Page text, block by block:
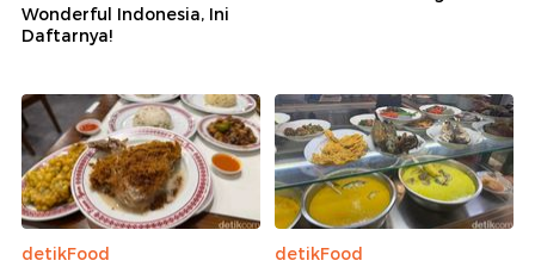
Wonderful Indonesia, Ini
Daftarnya!
detikFood
detikFood